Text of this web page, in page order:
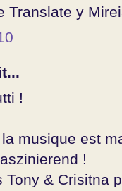
Translate y
!
musique est
!
Tony & Crisitna